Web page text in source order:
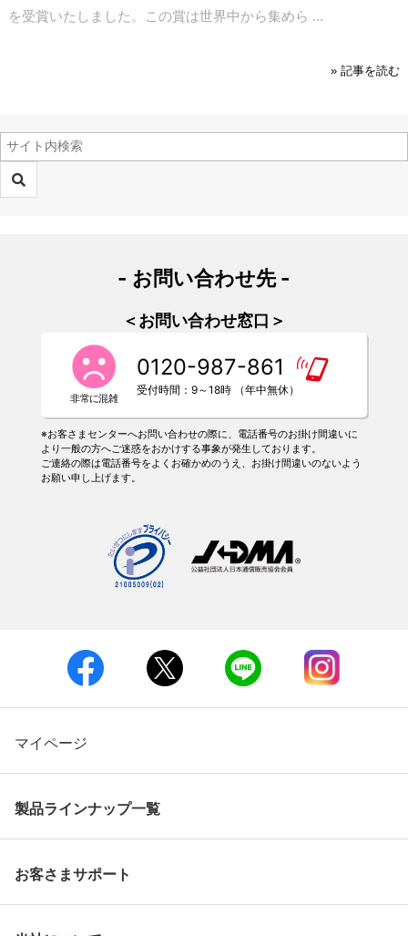
を受賞いたしました。
この賞は世界中から集めら ...
» 記事を読む
- お問い合わせ先 -
＜お問い合わせ窓口＞
0120-987-861
受付時間：9～18時 （年中無休）
※お客さまセンターへお問い合わせの際に、電話番号のお掛け間違いに
より一般の方へご迷惑をおかけする事象が発生しております。
ご連絡の際は電話番号をよくお確かめのうえ、お掛け間違いのないよう
お願い申し上げます。
マイページ
製品ラインナップ一覧
お客さまサポート